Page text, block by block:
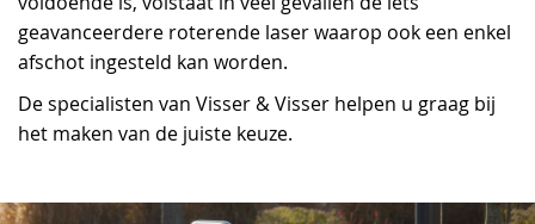
geavanceerdere roterende laser waarop ook een enkel
afschot ingesteld kan worden.
De specialisten van Visser & Visser helpen u graag bij
het maken van de juiste keuze.